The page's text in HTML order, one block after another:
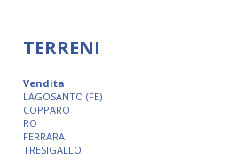
TERRENI
Vendita
LAGOSANTO (FE)
COPPARO
RO
FERRARA
TRESIGALLO